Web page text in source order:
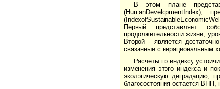
В этом плане
(HumanDevelopmentIndex),
Первый представляет
продолжительности жизни,
Второй - является
связанные с нерациональным
Расчеты по индексу
изменения этого индекса и
экологическую деградацию,
благосостояния остается